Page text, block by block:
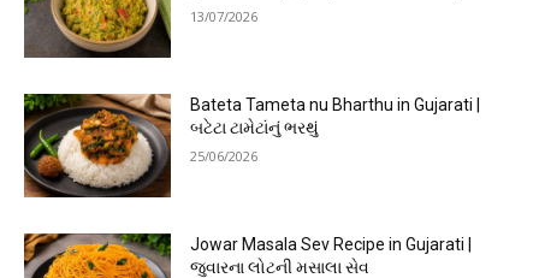
13/07/2026
Bateta Tameta nu Bharthu in Gujarati |
બટેટા ટામેટાંનું ભરથું
25/06/2026
Jowar Masala Sev Recipe in Gujarati |
જુવારના લોટની મસાલા સેવ